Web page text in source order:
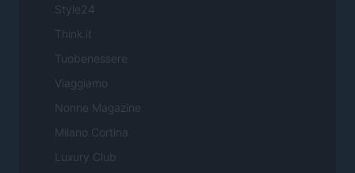
Style24
Think.it
Tuobenessere
Viaggiamo
Nonne Magazine
Milano Cortina
Luxury Club